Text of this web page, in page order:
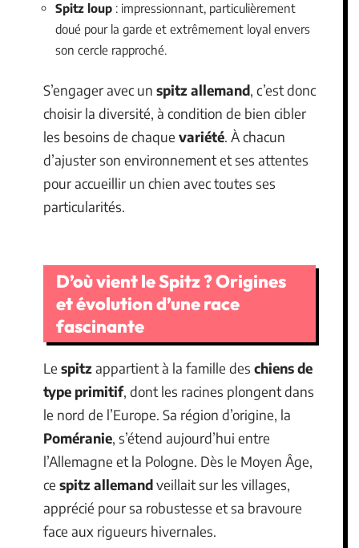
Spitz loup : impressionnant, particulièrement
doué pour la garde et extrêmement loyal envers
son cercle rapproché.
S’engager avec un spitz allemand, c’est donc
choisir la diversité, à condition de bien cibler
les besoins de chaque variété. À chacun
d’ajuster son environnement et ses attentes
pour accueillir un chien avec toutes ses
particularités.
D’où vient le Spitz ? Origines
et évolution d’une race
fascinante
Le spitzappartient à la famille des chiens de
type primitif, dont les racines plongent dans
le nord de l’Europe. Sa région d’origine, la
Poméranie, s’étend aujourd’hui entre
l’Allemagne et la Pologne. Dès le Moyen Âge,
ce spitz allemandveillait sur les villages,
apprécié pour sa robustesse et sa bravoure
face aux rigueurs hivernales.